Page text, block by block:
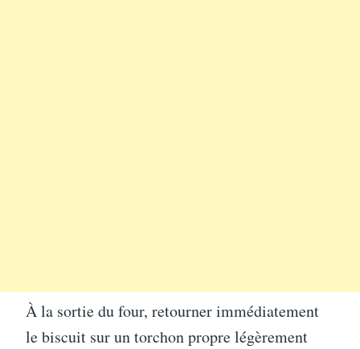
À la sortie du four, retourner immédiatement
le biscuit sur un torchon propre légèrement